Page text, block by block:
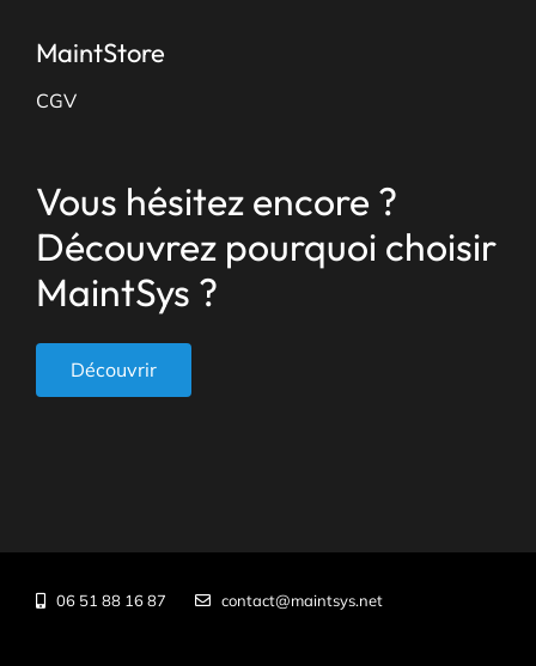
MaintStore
CGV
Vous hésitez encore ?
Découvrez pourquoi choisir
MaintSys ?
Découvrir
06 51 88 16 87 contact@maintsys.net